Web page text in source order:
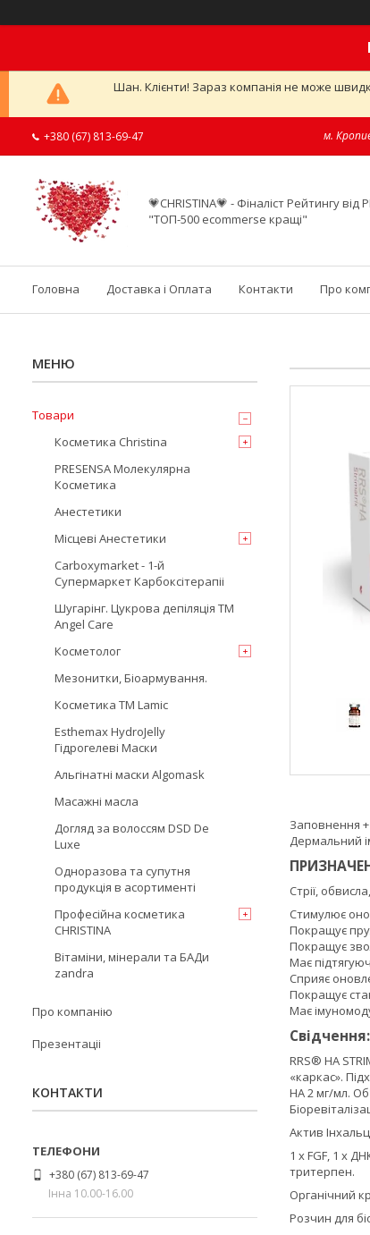
Шан. Клієнти! Зараз компанія не може
+380 (67) 813-69-47 м.
💗CHRISTINA💗 - Фіналіст Рейтингу від
"ТОП-500 ecommerse кращі"
Головна Доставка і Оплата Контакти Про
Заповнення +
Дермальний
Стрії,
Стимулює
Покращує
Покращує
Має
Сприяє
Покращує
Має
Свідчення:
RRS® HA
«каркас».
HA 2 мг/мл.
Актив
1 x FGF, 1 x
тритерпен.
Органічний
Розчин для
Товари
Косметика Christina
PRESENSA Молекулярна
Косметика
Анестетики
Місцеві Анестетики
Carboxymarket - 1-й
Супермаркет Карбоксітерапіі
Шугарінг. Цукрова депіляція TM
Angel Care
Косметолог
Мезонитки, Біоармування.
Косметика TM Lamic
Esthemax HydroJelly
Гідрогелеві Маски
Альгінатні маски Algomask
Масажні масла
Догляд за волоссям DSD De
Luxe
Одноразова та супутня
продукція в асортименті
Професійна косметика
CHRISTINA
Вітаміни, мінерали та БАДи
zandra
Про компанію
Презентаціі
КОНТАКТИ
+380 (67) 813-69-47
Інна 10.00-16.00